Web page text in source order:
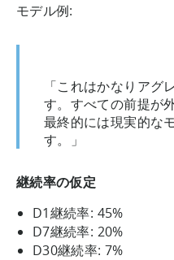
モデル例:
「これはかなりアグ
す。すべての前提が
最終的には現実的な
す。」
継続率の仮定
D1継続率: 45%
D7継続率: 20%
D30継続率: 7%